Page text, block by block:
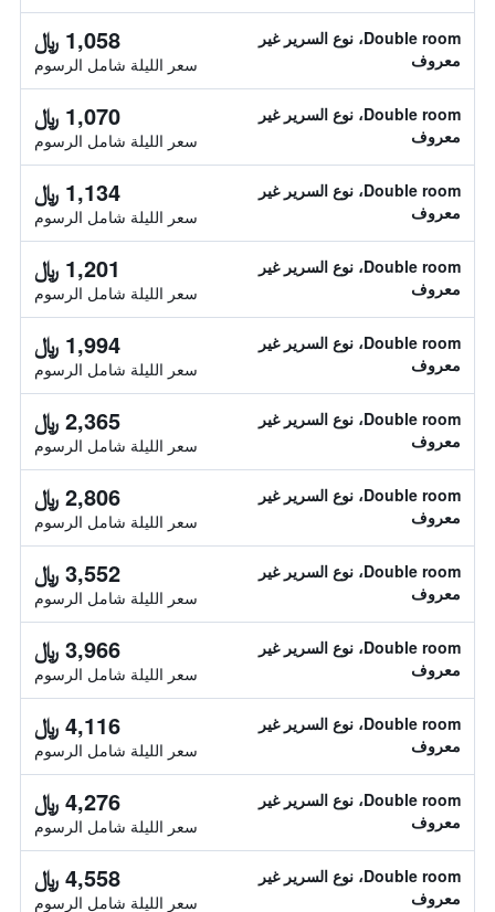
Double room، نوع السرير غير
معروف
1,058 ﷼
سعر الليلة شامل الرسوم
Double room، نوع السرير غير
معروف
1,070 ﷼
سعر الليلة شامل الرسوم
Double room، نوع السرير غير
معروف
1,134 ﷼
سعر الليلة شامل الرسوم
Double room، نوع السرير غير
معروف
1,201 ﷼
سعر الليلة شامل الرسوم
Double room، نوع السرير غير
معروف
1,994 ﷼
سعر الليلة شامل الرسوم
Double room، نوع السرير غير
معروف
2,365 ﷼
سعر الليلة شامل الرسوم
Double room، نوع السرير غير
معروف
2,806 ﷼
سعر الليلة شامل الرسوم
Double room، نوع السرير غير
معروف
3,552 ﷼
سعر الليلة شامل الرسوم
Double room، نوع السرير غير
معروف
3,966 ﷼
سعر الليلة شامل الرسوم
Double room، نوع السرير غير
معروف
4,116 ﷼
سعر الليلة شامل الرسوم
Double room، نوع السرير غير
معروف
4,276 ﷼
سعر الليلة شامل الرسوم
Double room، نوع السرير غير
معروف
4,558 ﷼
سعر الليلة شامل الرسوم